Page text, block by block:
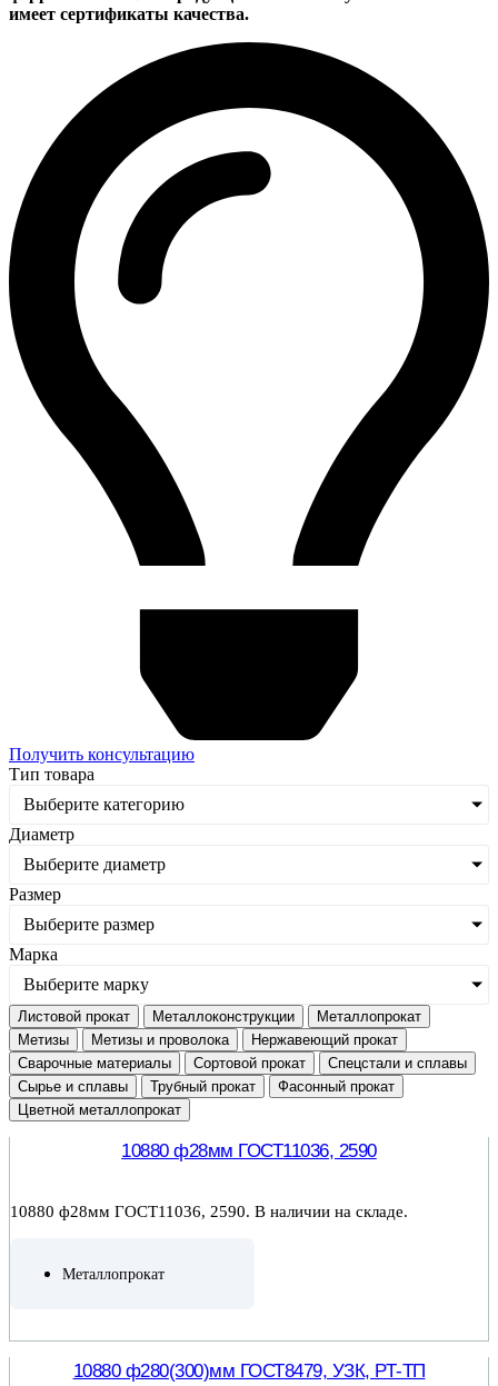
имеет сертификаты качества.
Получить консультацию
Тип товара
Выберите категорию
Диаметр
Выберите диаметр
Размер
Выберите размер
Марка
Выберите марку
Листовой прокат Металлоконструкции
Металлопрокат
Метизы
Метизы и проволока
Нержавеющий прокат
Сварочные материалы
Сортовой прокат
Спецстали и сплавы
Сырье и сплавы
Трубный прокат
Фасонный прокат
Цветной металлопрокат
10880 ф28мм ГОСТ11036, 2590
10880 ф28мм ГОСТ11036, 2590. В наличии на складе.
Металлопрокат
10880 ф280(300)мм ГОСТ8479, УЗК, РТ-ТП